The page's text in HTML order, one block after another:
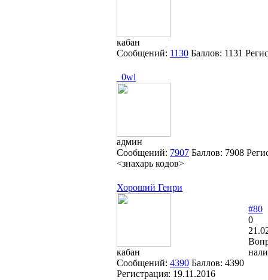
кабан
Сообщений: 1130 Баллов: 1131
_0wl
админ
Сообщений: 7907 Баллов: 7908
<знахарь кодов>
Хороший Генри
кабан
Сообщений: 4390 Баллов: 4390
Регистрация: 19.11.2016
#80
0